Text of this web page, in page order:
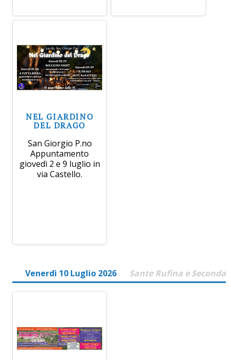
NEL GIARDINO
DEL DRAGO
San Giorgio P.no
Appuntamento
giovedì 2 e 9 luglio in
via Castello.
Venerdì 10 Luglio 2026 Sante Rufina e Seconda